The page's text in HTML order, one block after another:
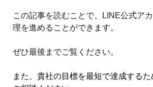
この記事を読むことで、LINE公式ア
理を進めることができます。
ぜひ最後までご覧ください。
また、貴社の目標を最短で達成する